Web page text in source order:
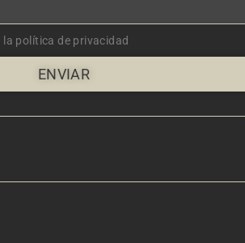
política de privacidad
ENVIAR